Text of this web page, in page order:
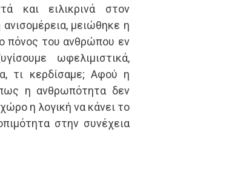
και ειλικρινά στον
μειώθηκε η
πόνος του ανθρώπου εν
ωφελιμιστικά,
τι κερδίσαμε; Αφού η
πως η ανθρωπότητα δεν
η λογική να κάνει το
στην συνέχεια